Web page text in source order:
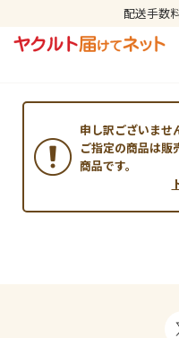
配送手数
申し訳ございませ
ご指定の商品は販
商品です。